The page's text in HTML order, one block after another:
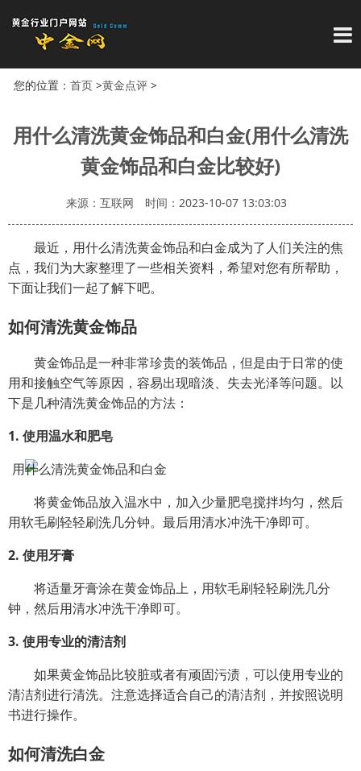
导
您的位置： 首页>黄金点评>
用什么清洗黄金饰品和白金(用什么清洗
黄金饰品和白金比较好)
来源：互联网 时间：2023-10-07 13:03:03
最近，用什么清洗黄金饰品和白金成为了人们关注的焦
点，我们为大家整理了一些相关资料，希望对您有所帮助，
下面让我们一起了解下吧。
如何清洗黄金饰品
黄金饰品是一种非常珍贵的装饰品，但是由于日常的使
用和接触空气等原因，容易出现暗淡、失去光泽等问题。以
下是几种清洗黄金饰品的方法：
1. 使用温水和肥皂
将黄金饰品放入温水中，加入少量肥皂搅拌均匀，然后
用软毛刷轻轻刷洗几分钟。最后用清水冲洗干净即可。
2. 使用牙膏
将适量牙膏涂在黄金饰品上，用软毛刷轻轻刷洗几分
钟，然后用清水冲洗干净即可。
3. 使用专业的清洁剂
如果黄金饰品比较脏或者有顽固污渍，可以使用专业的
清洁剂进行清洗。注意选择适合自己的清洁剂，并按照说明
书进行操作。
如何清洗白金